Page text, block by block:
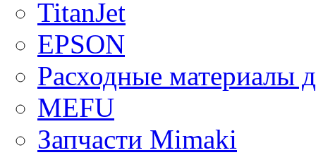
TitanJet
EPSON
Расходные материалы
MEFU
Запчасти Mimaki